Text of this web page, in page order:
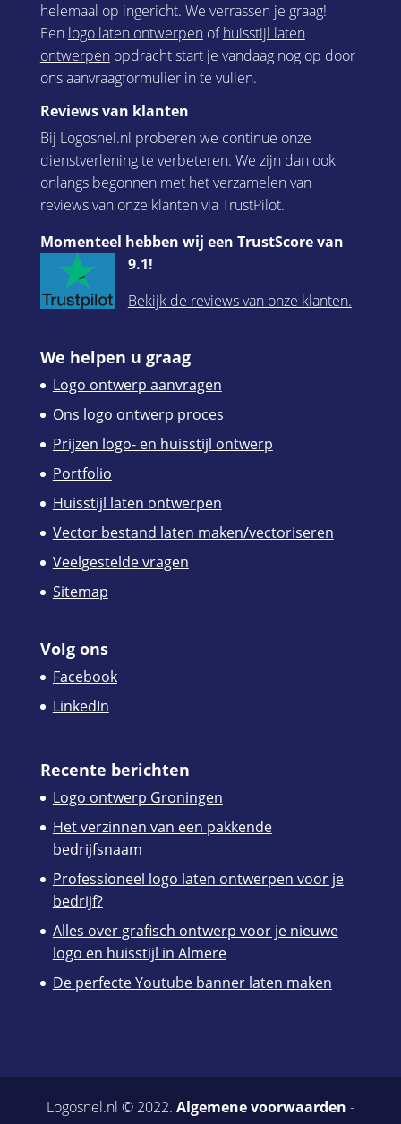
helemaal op ingericht. We verrassen je graag!
Een logo laten ontwerpenofhuisstijl laten
ontwerpenopdracht start je vandaag nog op door
ons aanvraagformulier in te vullen.
Reviews van klanten
Bij Logosnel.nl proberen we continue onze
dienstverlening te verbeteren. We zijn dan ook
onlangs begonnen met het verzamelen van
reviews van onze klanten via TrustPilot.
Momenteel hebben wij een TrustScore van
9.1!
Bekijk de reviews van onze klanten.
We helpen u graag
Logo ontwerp aanvragen
Ons logo ontwerp proces
Prijzen logo- en huisstijl ontwerp
Portfolio
Huisstijl laten ontwerpen
Vector bestand laten maken/vectoriseren
Veelgestelde vragen
Sitemap
Volg ons
Facebook
LinkedIn
Recente berichten
Logo ontwerp Groningen
Het verzinnen van een pakkende
bedrijfsnaam
Professioneel logo laten ontwerpen voor je
bedrijf?
Alles over grafisch ontwerp voor je nieuwe
logo en huisstijl in Almere
De perfecte Youtube banner laten maken
Logosnel.nl © 2022. Algemene voorwaarden -